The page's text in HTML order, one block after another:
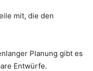
mit, die den
Planung gibt es
Entwürfe.